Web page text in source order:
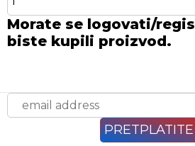
Morate se logovati/
biste kupili proizvod.